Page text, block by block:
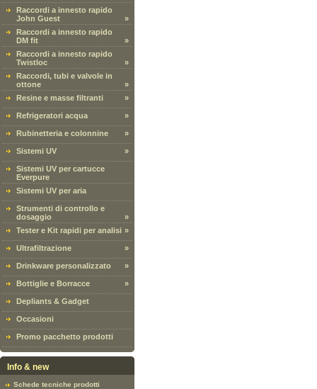
Raccordi a innesto rapido
John Guest
»
Raccordi a innesto rapido
DM fit
»
Raccordi a innesto rapido
Twistloc
»
Raccordi, tubi e valvole in
ottone
»
Resine e masse filtranti
»
Refrigeratori acqua »
Rubinetteria e colonnine »
Sistemi UV »
Sistemi UV per cartucce
Everpure
Sistemi UV per aria
Strumenti di controllo e
dosaggio
»
Tester e Kit rapidi per analisi »
Ultrafiltrazione »
Drinkware personalizzato »
Bottiglie e Borracce »
Depliants & Gadget
Occasioni
Promo pacchetto prodotti
Info & new
Schede tecniche prodotti